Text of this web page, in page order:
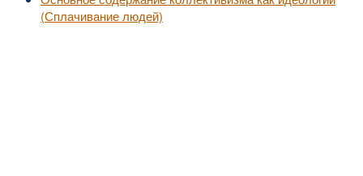
(Сплачивание людей)